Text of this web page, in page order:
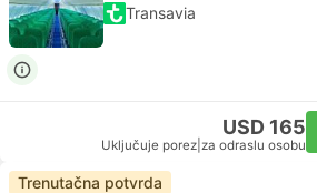
Transavia
USD 165
Uključuje porez za odraslu osobu
Trenutačna potvrda